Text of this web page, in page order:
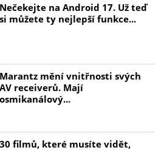
Nečekejte na Android 17. Už teď
si můžete ty nejlepší funkce...
Marantz mění vnitřnosti svých
AV receiverů. Mají
osmikanálový...
30 filmů, které musíte vidět,